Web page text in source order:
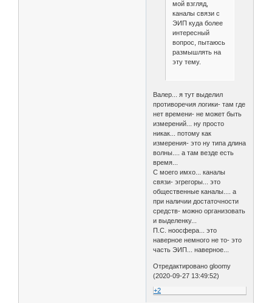
мой взгляд,
каналы связи с
ЭИП куда более
интересный
вопрос, пытаюсь
размышлять на
эту тему.
Валер... я тут выделил
противоречия логики- там где
нет времени- не может быть
измерений... ну просто
никак... потому как
измерения- это ну типа длина
волны.... а там везде есть
время...
С моего имхо... каналы
связи- эгрегоры... это
общественные каналы.... а
при наличии достаточности
средств- можно организовать
и выделенку...
П.С. ноосфера... это
наверное немного не то- это
часть ЭИП... наверное...
Отредактировано gloomy
(2020-09-27 13:49:52)
+2